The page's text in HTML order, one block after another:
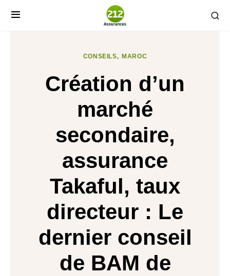
CONSEILS MAROC
Création d’un
marché
secondaire,
assurance
Takaful, taux
directeur : Le
dernier conseil
de BAM de